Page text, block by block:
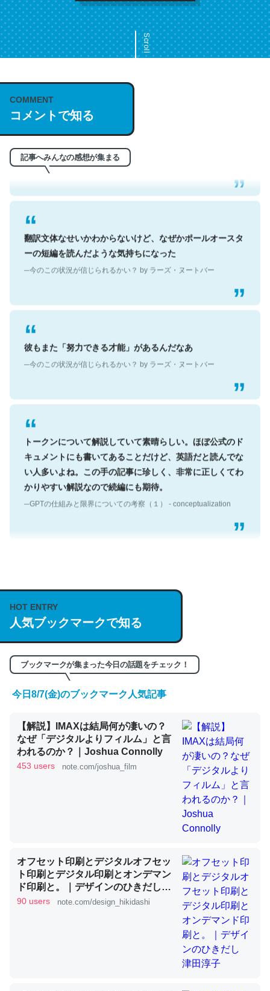
Scroll
COMMENT
コメントで知る
記事へみんなの感想が集まる
これは名文。彼はとてもクレバーなんだろうなと凄く思
う。英語少しでも読める人は原文もお勧め。自分はこの流
れ好き。Let’s Fucking Go. Then Covid hit. Shit.
─今のこの状況が信じられるかい？ by ラーズ・ヌートバー
翻訳文体なせいかわからないけど、なぜかポールオースタ
ーの短編を読んだような気持ちになった
─今のこの状況が信じられるかい？ by ラーズ・ヌートバー
彼もまた「努力できる才能」があるんだなあ
─今のこの状況が信じられるかい？ by ラーズ・ヌートバー
トークンについて解説していて素晴らしい。ほぼ公式のド
キュメントにも書いてあることだけど、英語だと読んでな
い人多いよね。この手の記事に珍しく、非常に正しくてわ
かりやすい解説なので続編にも期待。
─GPTの仕組みと限界についての考察（１） - conceptualization
説してる記事が少ないので貴重な良記事。/続編来た
https://isobe324649.hatenablog.com/entry/2023/03/27
/064121
─GPTの仕組みと限界についての考察（１） - conceptualization
くらい。小説でいう「ずっと前の伏線」は回収されないけ
ど、短期記憶というには多い分量。進化すればするほど分
かりやすく強くなりそう
─GPTの仕組みと限界についての考察（１） - conceptualization
昆虫ってカルシウム少ないのか。知らんかった。調べたら
コオロギのカルシウム分はエビの600分の1程度。
─ニュース :: 【研究発表】昆虫学の大問題＝「昆虫はなぜ海にいな
HOT ENTRY
人気ブックマークで知る
ブックマークが集まった今日の話題をチェック！
今日8/7(金)のブックマーク人気記事
【解説】IMAXは結局何が凄いの？
なぜ「デジタルよりフィルム」と言
われるのか？｜Joshua Connolly
453 users note.com/joshua_film
オフセット印刷とデジタルオフセッ
ト印刷とデジタル印刷とオンデマン
ド印刷と。｜デザインのひきだし
津田淳子
90 users note.com/design_hikidashi